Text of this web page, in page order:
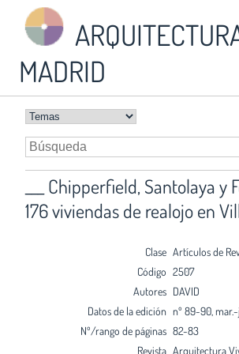
MADRID
___ Chipperfield, Santolaya y
176 viviendas de realojo en
Clase Artículos de
Código 2507
Autores DAVID
Datos de la edición nº 89-90,
Nº/rango de páginas 82-83
Revista Arquitectura